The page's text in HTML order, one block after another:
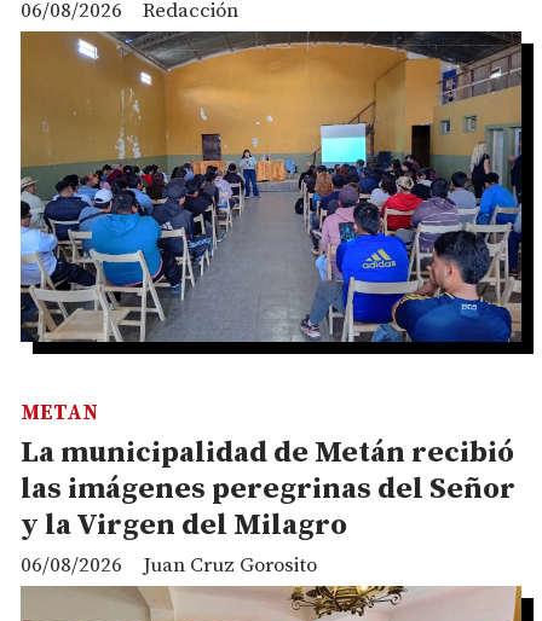
Redacción
06/08/2026
La municipalidad de Metán recibió
las imágenes peregrinas del Señor
y la Virgen del Milagro
Juan Cruz Gorosito
METAN
06/08/2026